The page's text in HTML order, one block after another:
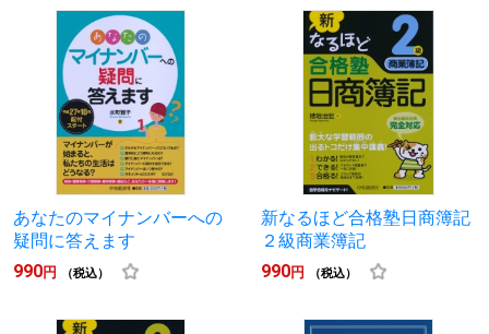
あなたのマイナンバーへの
疑問に答えます
990円 （税込）
新なるほど合格塾日商簿記
２級商業簿記
990円 （税込）